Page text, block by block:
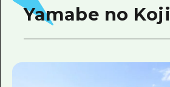
Yamabe no Koji